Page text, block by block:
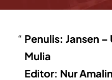
Penulis: Jansen
Mulia
Editor: Nur